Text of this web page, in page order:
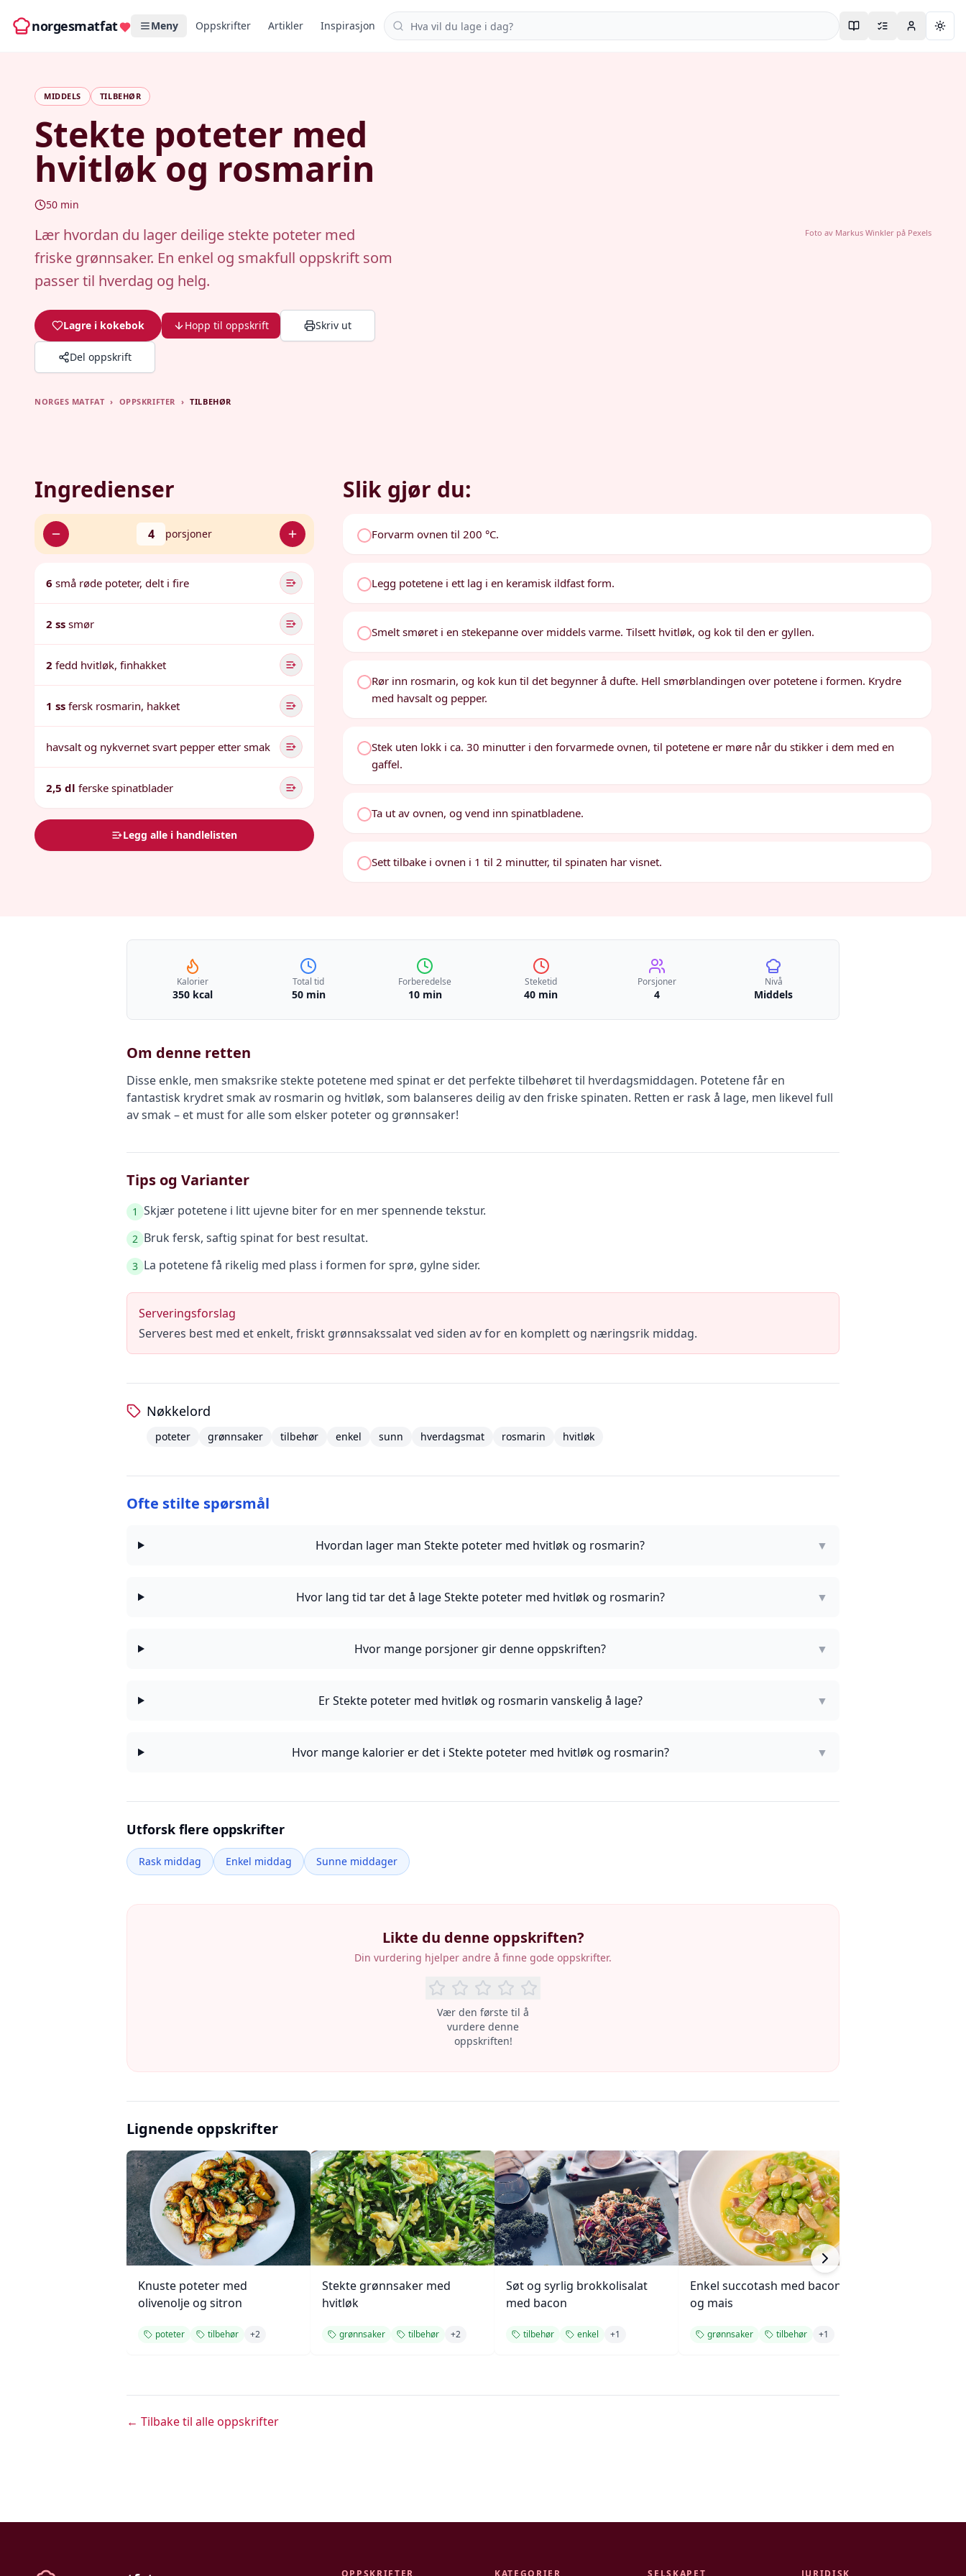
norgesmatfat Meny Oppskrifter Artikler Inspirasjon Søk i oppskrifter
MIDDELS TILBEHØR
Stekte poteter med
hvitløk og rosmarin
50 min
Lær hvordan du lager deilige stekte poteter med
friske grønnsaker. En enkel og smakfull oppskrift som
passer til hverdag og helg.
Lagre i kokebok Hopp til oppskrift Skriv ut
Del oppskrift
Foto av Markus Winklerpå Pexels
NORGES MATFAT › OPPSKRIFTER › TILBEHØR
Ingredienser
4 porsjoner
6 små røde poteter, delt i fire
2 ss smør
2 fedd hvitløk, finhakket
1 ss fersk rosmarin, hakket
havsalt og nykvernet svart pepper etter smak
2,5 dl ferske spinatblader
Legg alle i handlelisten
Slik gjør du:
Forvarm ovnen til 200 °C.
Legg potetene i ett lag i en keramisk ildfast form.
Smelt smøret i en stekepanne over middels varme. Tilsett hvitløk, og kok til den er gyllen.
Rør inn rosmarin, og kok kun til det begynner å dufte. Hell smørblandingen over potetene i formen. Krydre
med havsalt og pepper.
Stek uten lokk i ca. 30 minutter i den forvarmede ovnen, til potetene er møre når du stikker i dem med en
gaffel.
Ta ut av ovnen, og vend inn spinatbladene.
Sett tilbake i ovnen i 1 til 2 minutter, til spinaten har visnet.
Kalorier
350 kcal
Total tid
50 min
Forberedelse
10 min
Steketid
40 min
Porsjoner
4
Nivå
Middels
Om denne retten
Disse enkle, men smaksrike stekte potetene med spinat er det perfekte tilbehøret til hverdagsmiddagen. Potetene får en
fantastisk krydret smak av rosmarin og hvitløk, som balanseres deilig av den friske spinaten. Retten er rask å lage, men likevel full
av smak – et must for alle som elsker poteter og grønnsaker!
Tips og Varianter
1 Skjær potetene i litt ujevne biter for en mer spennende tekstur.
2 Bruk fersk, saftig spinat for best resultat.
3 La potetene få rikelig med plass i formen for sprø, gylne sider.
Serveringsforslag
Serveres best med et enkelt, friskt grønnsakssalat ved siden av for en komplett og næringsrik middag.
Nøkkelord
poteter grønnsaker tilbehør enkel sunn hverdagsmat rosmarin hvitløk
Ofte stilte spørsmål
Hvordan lager man Stekte poteter med hvitløk og rosmarin? ▼
Hvor lang tid tar det å lage Stekte poteter med hvitløk og rosmarin? ▼
Hvor mange porsjoner gir denne oppskriften? ▼
Er Stekte poteter med hvitløk og rosmarin vanskelig å lage? ▼
Hvor mange kalorier er det i Stekte poteter med hvitløk og rosmarin? ▼
Utforsk flere oppskrifter
Rask middag Enkel middag Sunne middager
Likte du denne oppskriften?
Din vurdering hjelper andre å finne gode oppskrifter.
Vær den første til å
vurdere denne
oppskriften!
Lignende oppskrifter
Knuste poteter med
olivenolje og sitron
poteter tilbehør +2
Stekte grønnsaker med
hvitløk
grønnsaker tilbehør +2
Søt og syrlig brokkolisalat
med bacon
tilbehør enkel +1
Enkel succotash med bacon
og mais
grønnsaker tilbehør +1
← Tilbake til alle oppskrifter
OPPSKRIFTER KATEGORIER SELSKAPET JURIDISK